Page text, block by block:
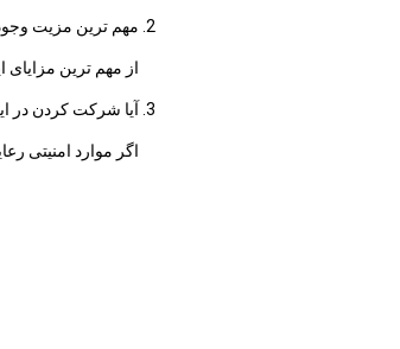
مهم ترین مزیت
از مهم ترین
آیا شرکت کردن در
اگر موارد امنیتی